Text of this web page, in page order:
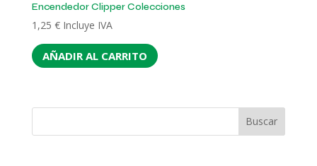
Encendedor Clipper Colecciones
1,25 € Incluye IVA
AÑADIR AL CARRITO
Buscar